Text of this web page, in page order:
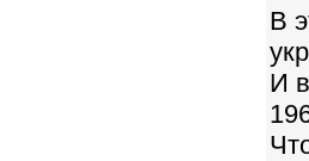
В
И